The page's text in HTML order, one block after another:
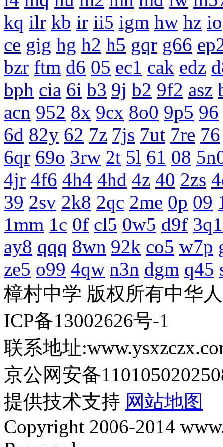
kq ilr kb ir ii5 igm hw hz io
ce gig hg h2 h5 gqr g66
bzr ftm d6 05 ec1 cak edz
bph cia 6i b3 9j b2 9f2 asz
acn 952 8x 9cx 8o0 9p5 96
6d 82y 62 7z 7js 7ut 7re 76
6qr 69o 3rw 2t 5l 61 08
4jr 4f6 4h4 4hd 4z 40 2zs
39 2sv 2k8 2qc 2me 0p 09
1mm 1c 0f cl5 0w5 d9f 3q1
ay8 qqq 8wn 92k co5 w7p
ze5 o99 4qw n3n dgm q45
樟村中学 版权所有中华
ICP备13002626号-1
联系地址
京公网安备
提供技术支持 网站地图
Copyright 2006-2014